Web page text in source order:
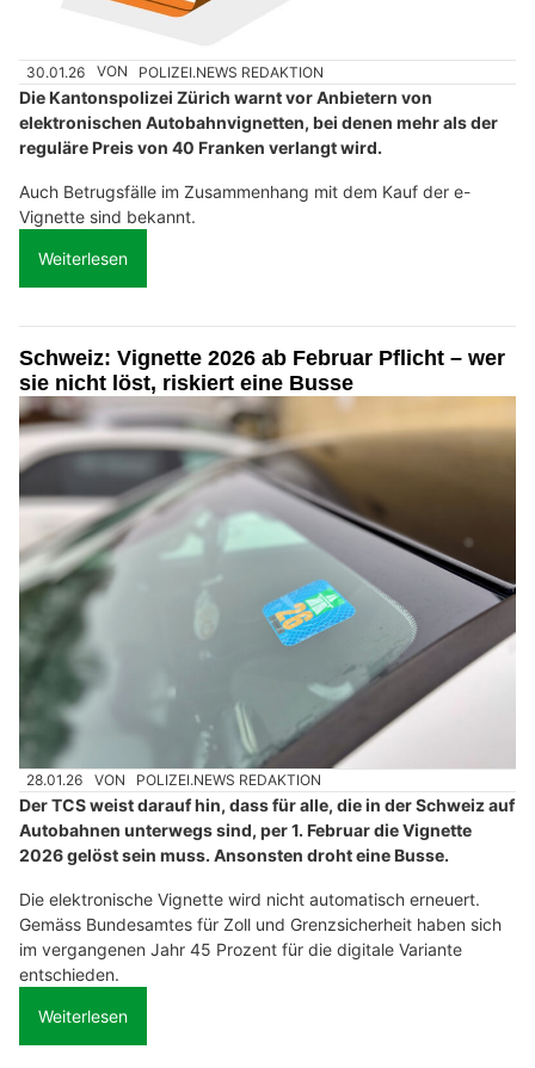
30.01.26 VON POLIZEI.NEWS REDAKTION
Die Kantonspolizei Zürich warnt vor Anbietern von
elektronischen Autobahnvignetten, bei denen mehr als der
reguläre Preis von 40 Franken verlangt wird.
Auch Betrugsfälle im Zusammenhang mit dem Kauf der e-
Vignette sind bekannt.
Weiterlesen
Schweiz: Vignette 2026 ab Februar Pflicht – wer
sie nicht löst, riskiert eine Busse
28.01.26 VON POLIZEI.NEWS REDAKTION
Der TCS weist darauf hin, dass für alle, die in der Schweiz auf
Autobahnen unterwegs sind, per 1. Februar die Vignette
2026 gelöst sein muss. Ansonsten droht eine Busse.
Die elektronische Vignette wird nicht automatisch erneuert.
Gemäss Bundesamtes für Zoll und Grenzsicherheit haben sich
im vergangenen Jahr 45 Prozent für die digitale Variante
entschieden.
Weiterlesen